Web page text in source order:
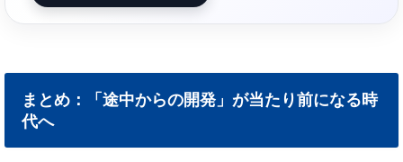
まとめ：「途中からの開発」が当たり前になる時
代へ